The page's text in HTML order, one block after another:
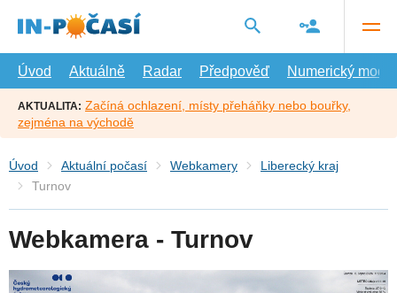
hlavní
Úvod
Aktuálně Radar Předpověď Numerický model
AKTUALITA: Začíná ochlazení, místy přeháňky nebo bouřky,
zejména na východě
Úvod Aktuální počasí Webkamery
Liberecký kraj
Turnov
Webkamera - Turnov